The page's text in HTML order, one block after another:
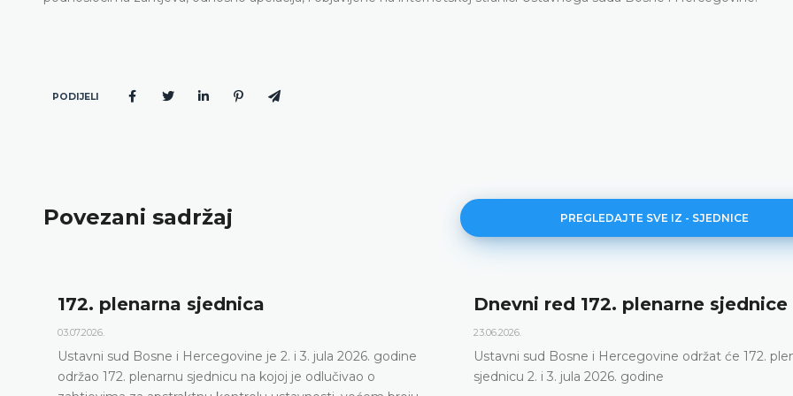
PODIJELI
Povezani sadržaj PREGLEDAJTE SVE IZ - SJEDNICE
3. jula 2026. godine
je odlučivao o
Dnevni red 172. plenarne sjednice
Ustavni sud Bosne i Hercegovine održat će 172. plenarnu
sjednicu 2. i 3. jula 2026. godine
171. plenarna
Ustavni sud Bosne i
putem održao 171. plenarnu